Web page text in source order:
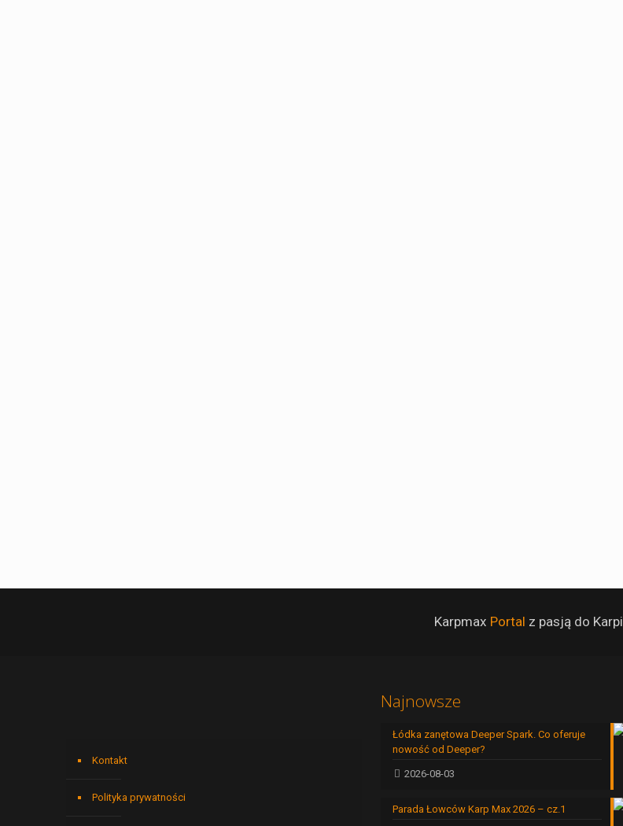
Karpmax Portal z pasją do Karpi
Kontakt
Polityka prywatności
Najnowsze
Łódka zanętowa Deeper Spark. Co oferuje
nowość od Deeper?
2026-08-03
Parada Łowców Karp Max 2026 – cz.1